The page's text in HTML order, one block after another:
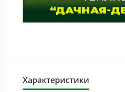
Характеристики